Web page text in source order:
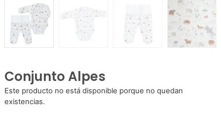
Conjunto Alpes
Este producto no está disponible porque no quedan
existencias.